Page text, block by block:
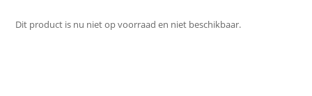
Dit product is nu niet op voorraad en niet beschikbaar.